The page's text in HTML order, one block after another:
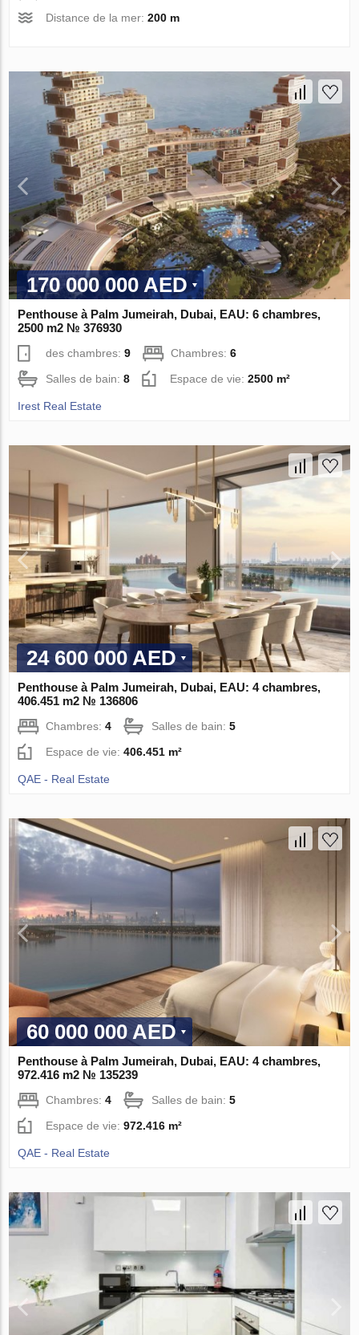
Distance de la mer:200 m
170 000 000 AED
Penthouse à Palm Jumeirah, Dubai, EAU: 6 chambres,
2500 m2 № 376930
des chambres:9 Chambres:6
Salles de bain:8 Espace de vie:2500 m²
Irest Real Estate
24 600 000 AED
Penthouse à Palm Jumeirah, Dubai, EAU: 4 chambres,
406.451 m2 № 136806
Chambres:4 Salles de bain:5
Espace de vie:406.451 m²
QAE - Real Estate
60 000 000 AED
Penthouse à Palm Jumeirah, Dubai, EAU: 4 chambres,
972.416 m2 № 135239
Chambres:4 Salles de bain:5
Espace de vie:972.416 m²
QAE - Real Estate